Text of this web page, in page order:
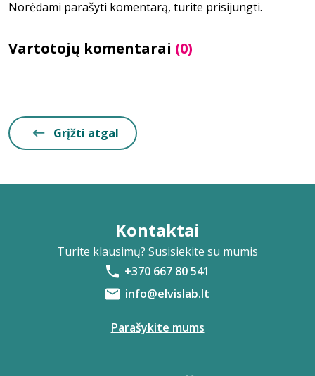
Vartotojų komentarai (0)
Norėdami parašyti komentarą, turite prisijungti.
Grįžti atgal
Kontaktai
Turite klausimų? Susisiekite su mumis
+370 667 80 541
info@elvislab.lt
Parašykite mums